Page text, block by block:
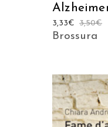
3,50€
3,33€
Brossura